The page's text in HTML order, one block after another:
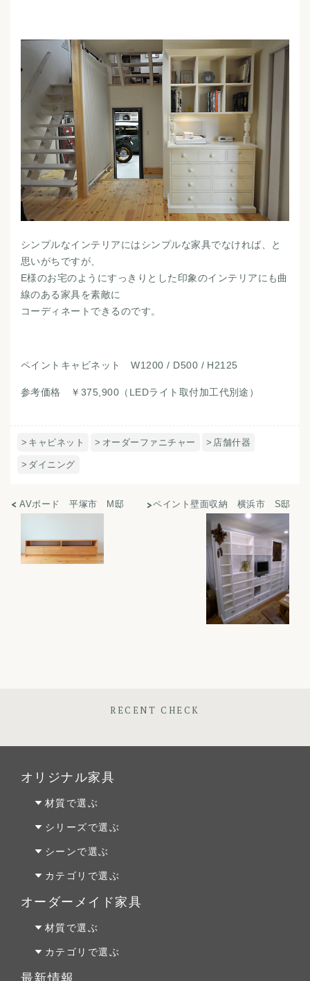
シンプルなインテリアにはシンプルな家具でなければ、と
思いがちですが、
E様のお宅のようにすっきりとした印象のインテリアにも曲
線のある家具を素敵に
コーディネートできるのです。
ペイントキャビネット W1200 / D500 / H2125
参考価格 ￥375,900（LEDライト取付加工代別途）
キャビネット オーダーファニチャー 店舗什器
ダイニング
AVボード 平塚市 M邸 ペイント壁面収納 横浜市 S邸
RECENT CHECK
オリジナル家具
材質で選ぶ
オーク材
パイン材
チェリー材
シリーズで選ぶ
Penny Wise(ペニーワイズ)
colonalteak(コロニアルチーク)
Lloyd Loom(ロイドルーム)
シーンで選ぶ
リビング
ダイニング
カテゴリで選ぶ
テーブルALL
テーブルS
オーダーメイド家具
オーダーファニチャー
オーダーキッチン＆洗面
リフォーム
材質で選ぶ
オーク材
パイン材
カテゴリで選ぶ
テーブルALL